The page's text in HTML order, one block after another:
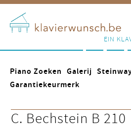
EIN
Piano Zoeken Galerij
Garantiekeurmerk
C. Bechstein B 210